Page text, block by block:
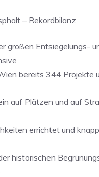
– Rekordbilanz
großen Entsiegelungs-
bereits 344 Projekte
auf Plätzen und auf
errichtet und
historischen